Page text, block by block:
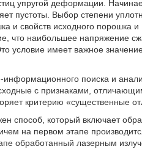
упругой деформации.
пустоты. Выбор степени
и свойств исходного порошка
что наибольшее напряжение
условие имеет важное
информационного поиска и
с признаками,
критерию «существенные
способ, который включает
на первом этапе
обработанный лазерным